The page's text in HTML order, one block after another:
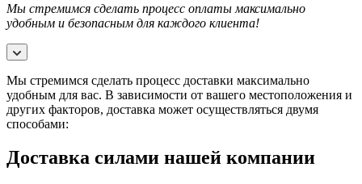
Мы стремимся сделать процесс оплаты максимально
удобным и безопасным для каждого клиента!
Мы стремимся сделать процесс доставки максимально
удобным для вас. В зависимости от вашего местоположения и
других факторов, доставка может осуществляться двумя
способами:
Доставка силами нашей компании